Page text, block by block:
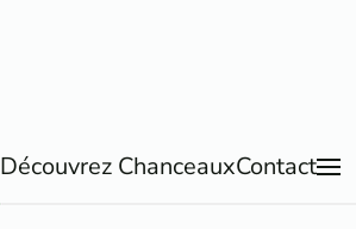
Découvrez ChanceauxContact